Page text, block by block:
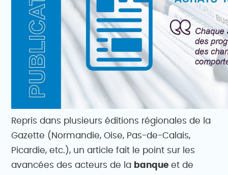
Repris dans plusieurs éditions régionales de la
Gazette (Normandie, Oise, Pas-de-Calais,
Picardie, etc.), un article fait le point sur les
avancées des acteurs de la banque et de